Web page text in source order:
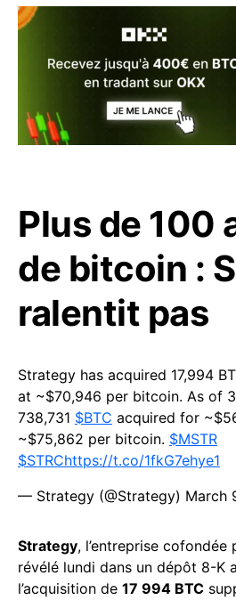
Plus de 100
de bitcoin :
ralentit pas
Strategy has acquired 17,994
at ~$70,946 per bitcoin. As of
738,731 $BTC acquired for
~$75,862 per bitcoin. $MSTR
$STRChttps://t.co/1fkG7ehye1
— Strategy (@Strategy) March
Strategy, l’entreprise cofondée
révélé lundi dans un dépôt 8-K
l’acquisition de 17 994 BTC